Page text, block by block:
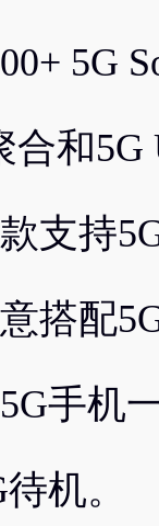
5G
合和
支持
搭配
手机
机。